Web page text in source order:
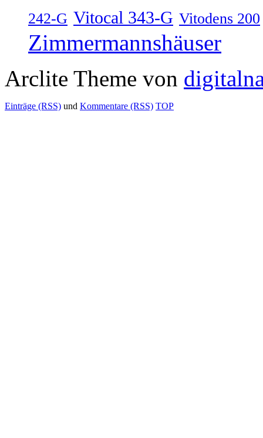
242-G Vitocal 343-G Vitodens 200
Zimmermannshäuser
Arclite Theme von
Einträge (RSS) und Kommentare (RSS) TOP